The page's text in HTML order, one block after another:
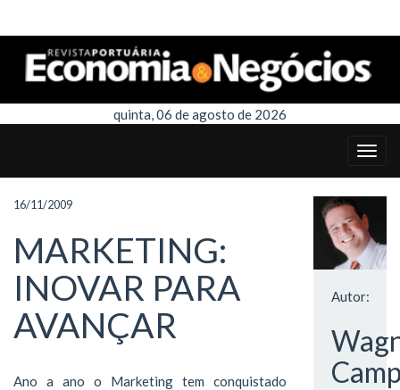
quinta, 06 de agosto de 2026
16/11/2009
MARKETING:
INOVAR PARA
AVANÇAR
Ano a ano o Marketing tem conquistado
Autor: